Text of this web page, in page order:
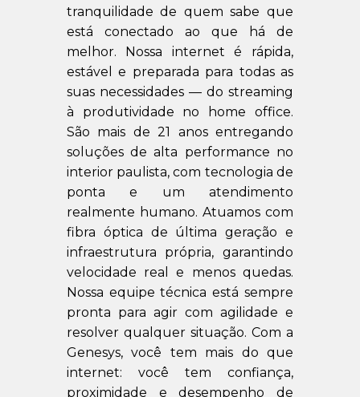
tranquilidade de quem sabe que
está conectado ao que há de
melhor. Nossa internet é rápida,
estável e preparada para todas as
suas necessidades — do streaming
à produtividade no home office.
São mais de 21 anos entregando
soluções de alta performance no
interior paulista, com tecnologia de
ponta e um atendimento
realmente humano. Atuamos com
fibra óptica de última geração e
infraestrutura própria, garantindo
velocidade real e menos quedas.
Nossa equipe técnica está sempre
pronta para agir com agilidade e
resolver qualquer situação. Com a
Genesys, você tem mais do que
internet: você tem confiança,
proximidade e desempenho de